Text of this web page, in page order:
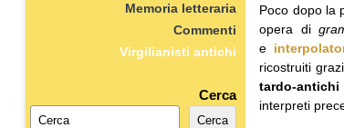
Poco dopo la
opera di
e
ricostruiti
tardo-antichi
interpreti
Memoria letteraria
Commenti
Virgilianisti antichi
Cerca
Cerca